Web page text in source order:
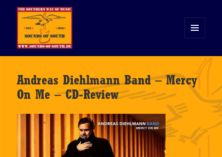
WIDGETS
Andreas Diehlmann Band – Mercy
On Me – CD-Review